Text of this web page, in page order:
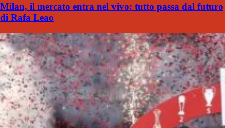
Milan, il mercato entra nel vivo: tutto passa dal futuro
di Rafa Leao